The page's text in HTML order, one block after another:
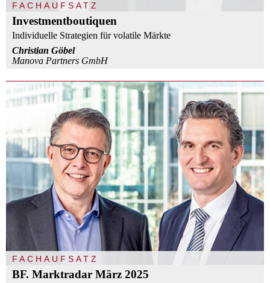
FACHAUFSATZ
Investmentboutiquen
Individuelle Strategien für volatile Märkte
Christian Göbel
Manova Partners GmbH
FACHAUFSATZ
BF. Marktradar März 2025